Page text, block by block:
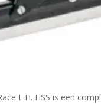
L.H. HSS is een